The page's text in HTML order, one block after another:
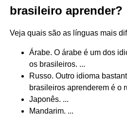
brasileiro aprender?
Veja quais são as línguas mais
Árabe. O árabe é um dos
os brasileiros. ...
Russo. Outro idioma
brasileiros aprenderem é o
Japonês. ...
Mandarim. ...